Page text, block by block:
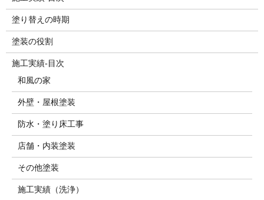
塗り替えの時期
塗装の役割
施工実績-目次
和風の家
外壁・屋根塗装
防水・塗り床工事
店舗・内装塗装
その他塗装
施工実績（洗浄）